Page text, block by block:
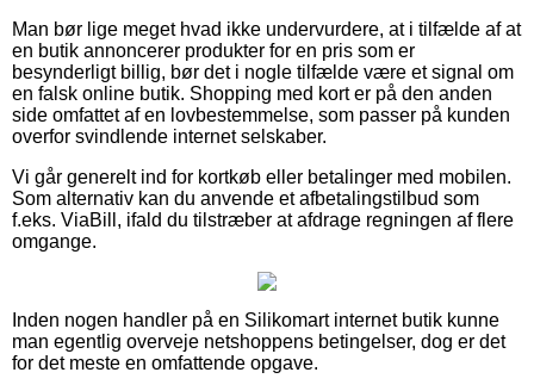
Man bør lige meget hvad ikke undervurdere, at i tilfælde af at
en butik annoncerer produkter for en pris som er
besynderligt billig, bør det i nogle tilfælde være et signal om
en falsk online butik. Shopping med kort er på den anden
side omfattet af en lovbestemmelse, som passer på kunden
overfor svindlende internet selskaber.
Vi går generelt ind for kortkøb eller betalinger med mobilen.
Som alternativ kan du anvende et afbetalingstilbud som
f.eks. ViaBill, ifald du tilstræber at afdrage regningen af flere
omgange.
Inden nogen handler på en Silikomart internet butik kunne
man egentlig overveje netshoppens betingelser, dog er det
for det meste en omfattende opgave.